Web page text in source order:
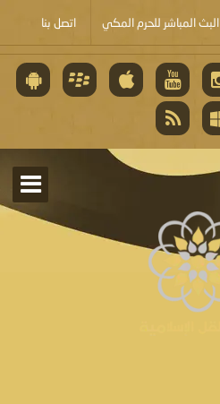
البث المباشر للحرم المكي اتصل بنا